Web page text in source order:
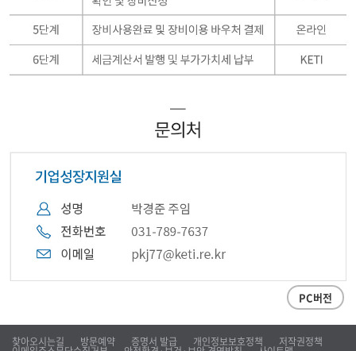
PC버전
찾아오시는길 방문예약 증명서 발급 개인정보보호정책 저작권정책